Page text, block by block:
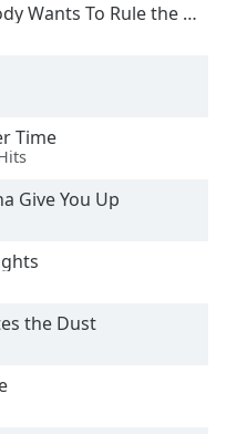
Wants To Rule the World
Time
Give You Up
the Dust